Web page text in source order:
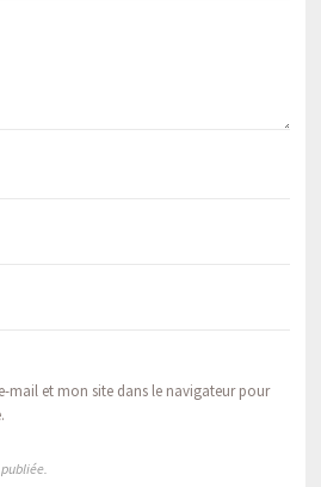
mail et mon site dans le navigateur pour